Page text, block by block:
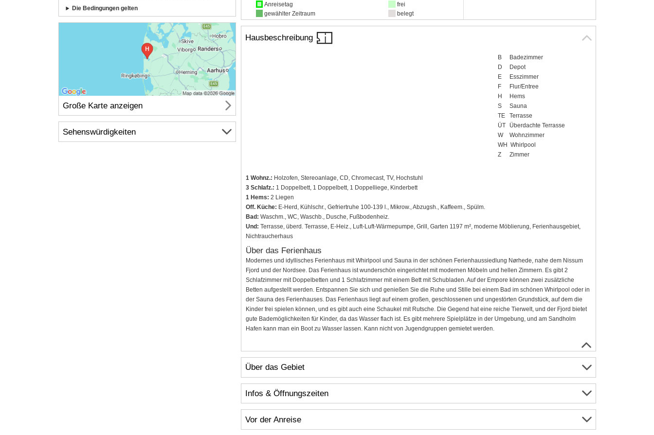
Anreisetag
gewählter Zeitraum
frei
belegt
Hausbeschreibung
B
Badezimmer
D
Depot
E
Esszimmer
F
Flur/Entree
H
Hems
S
Sauna
TE
Terrasse
ÜT
Überdachte Terrasse
W
Wohnzimmer
WH Whirlpool
Z
Zimmer
1 Wohnz.: Holzofen, Stereoanlage, CD, Chromecast, TV, Hochstuhl
3 Schlafz.: 1 Doppelbett, 1 Doppelbett, 1 Doppelliege, Kinderbett
1 Hems: 2 Liegen
Off. Küche: E-Herd, Kühlschr., Gefriertruhe 100-139 l., Mikrow., Abzugsh., Kaffeem., Spülm.
Bad: Waschm., WC, Waschb., Dusche, Fußbodenheiz.
Und: Terrasse, überd. Terrasse, E-Heiz., Luft-Luft-Wärmepumpe, Grill, Garten 1197 m², moderne Möblierung, Ferienhausgebiet,
Nichtraucherhaus
Über das Ferienhaus
Modernes und idyllisches Ferienhaus mit Whirlpool und Sauna in der schönen Ferienhaussiedlung Nørhede, nahe dem Nissum
Fjord und der Nordsee. Das Ferienhaus ist wunderschön eingerichtet mit modernen Möbeln und hellen Zimmern. Es gibt 2
Schlafzimmer mit Doppelbetten und 1 Schlafzimmer mit einem Bett mit Schubladen. Auf der Empore können zwei zusätzliche
Betten aufgestellt werden. Entspannen Sie sich und genießen Sie die Ruhe und Stille bei einem Bad im schönen Whirlpool oder in
der Sauna des Ferienhauses. Das Ferienhaus liegt auf einem großen, geschlossenen und ungestörten Grundstück, auf dem die
Kinder frei spielen können, und es gibt auch eine Schaukel mit Rutsche. Die Gegend hat eine reiche Tierwelt, und der Fjord bietet
gute Bademöglichkeiten für Kinder, da das Wasser flach ist. Es gibt mehrere Spielplätze in der Umgebung, und am Sandholm
Hafen kann man ein Boot zu Wasser lassen. Kann nicht von Jugendgruppen gemietet werden.
Über das Gebiet
Infos & Öffnungszeiten
Vor der Anreise
Die Bedingungen gelten
Große Karte anzeigen
Sehenswürdigkeiten